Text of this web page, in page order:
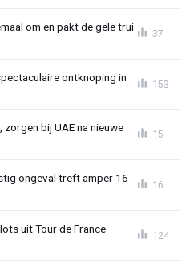
om en pakt de gele trui
37
ontknoping in
153
bij UAE na nieuwe
15
ongeval treft amper 16-
16
uit Tour de France
124